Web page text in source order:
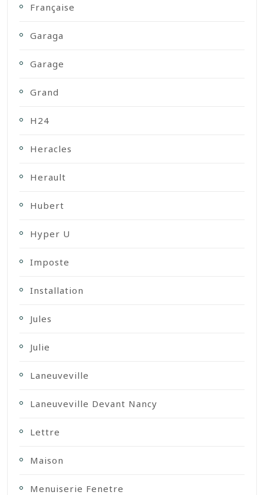
Française
Garaga
Garage
Grand
H24
Heracles
Herault
Hubert
Hyper U
Imposte
Installation
Jules
Julie
Laneuveville
Laneuveville Devant Nancy
Lettre
Maison
Menuiserie Fenetre